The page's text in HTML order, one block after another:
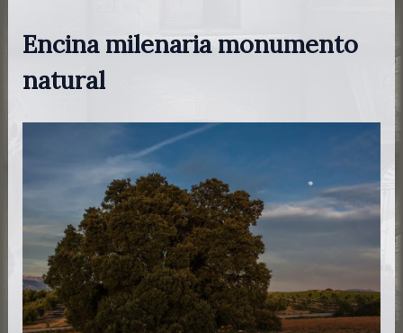
Encina milenaria monumento
natural